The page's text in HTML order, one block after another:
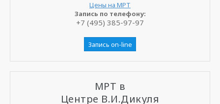
Цены на МРТ
Запись по телефону:
+7 (495) 385-97-97
Запись on-line
МРТ в
Центре В.И.Дикуля